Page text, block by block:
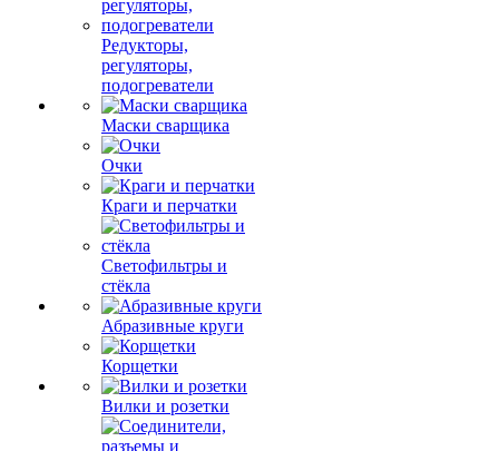
Редукторы,
регуляторы,
подогреватели
Маски сварщика
Очки
Краги и перчатки
Светофильтры и
стёкла
Абразивные круги
Корщетки
Вилки и розетки